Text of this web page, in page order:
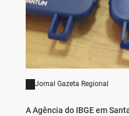
Jornal Gazeta Regional
A Agência do IBGE em